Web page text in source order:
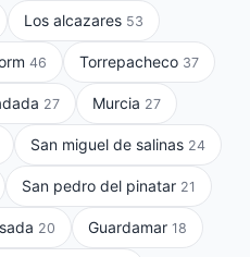
Los alcazares 53
46 Torrepacheco 37
27 Murcia 27
San miguel de salinas 24
San pedro del pinatar 21
20 Guardamar 18